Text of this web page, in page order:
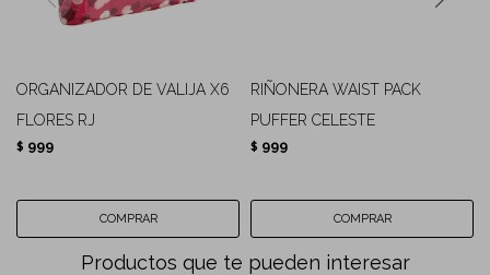
ORGANIZADOR DE VALIJA X6
FLORES RJ
$ 999
RIÑONERA WAIST PACK
PUFFER CELESTE
$ 999
Productos que te pueden interesar